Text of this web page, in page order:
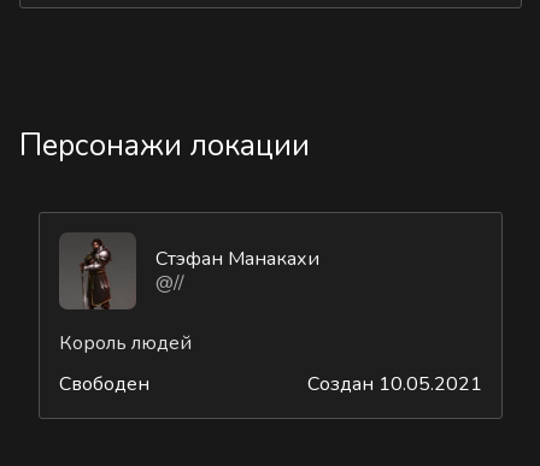
Персонажи локации
Стэфан Манакахи
@//
Король людей
Свободен
Создан 10.05.2021